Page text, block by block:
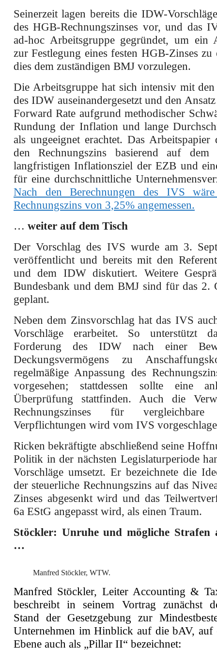
Seinerzeit lagen bereits die IDW-
des HGB-Rechnungszinses vor, und das
ad-hoc Arbeitsgruppe gegründet, um ein
zur Festlegung eines festen HGB-Zinses zu
dies dem zuständigen BMJ vorzulegen.
Die Arbeitsgruppe hat sich intensiv mit den
des IDW auseinandergesetzt und den
Forward Rate aufgrund methodischer
Rundung der Inflation und lange
als ungeeignet erachtet. Das
den Rechnungszins basierend auf dem
langfristigen Inflationsziel der EZB und
für eine durchschnittliche
Nach den Berechnungen des IVS
Rechnungszins von 3,25% angemessen.
… weiter auf dem Tisch
Der Vorschlag des IVS wurde am 3.
veröffentlicht und bereits mit den
und dem IDW diskutiert. Weitere
Bundesbank und dem BMJ sind für das 2.
geplant.
Neben dem Zinsvorschlag hat das IVS
Vorschläge erarbeitet. So unterstützt
Forderung des IDW nach einer
Deckungsvermögens zu
regelmäßige Anpassung des
vorgesehen; stattdessen sollte eine
Überprüfung stattfinden. Auch die
Rechnungszinses für vergleichbare
Verpflichtungen wird vom IVS
Ricken bekräftigte abschließend seine
Politik in der nächsten Legislaturperiode
Vorschläge umsetzt. Er bezeichnete die
der steuerliche Rechnungszins auf das
Zinses abgesenkt wird und das
6a EStG angepasst wird, als einen Traum.
Stöckler: Unruhe und mögliche Strafen
…
Manfred Stöckler, WTW.
Manfred Stöckler, Leiter Accounting &
beschreibt in seinem Vortrag zunächst
Stand der Gesetzgebung zur
Unternehmen im Hinblick auf die bAV, auf
Ebene auch als „Pillar II“ bezeichnet: